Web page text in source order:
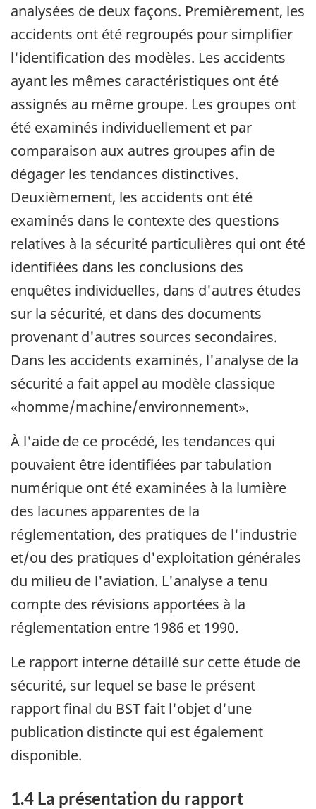
analysées de deux façons. Premièrement, les
accidents ont été regroupés pour simplifier
l'identification des modèles. Les accidents
ayant les mêmes caractéristiques ont été
assignés au même groupe. Les groupes ont
été examinés individuellement et par
comparaison aux autres groupes afin de
dégager les tendances distinctives.
Deuxièmement, les accidents ont été
examinés dans le contexte des questions
relatives à la sécurité particulières qui ont été
identifiées dans les conclusions des
enquêtes individuelles, dans d'autres études
sur la sécurité, et dans des documents
provenant d'autres sources secondaires.
Dans les accidents examinés, l'analyse de la
sécurité a fait appel au modèle classique
«homme/machine/environnement».
À l'aide de ce procédé, les tendances qui
pouvaient être identifiées par tabulation
numérique ont été examinées à la lumière
des lacunes apparentes de la
réglementation, des pratiques de l'industrie
et/ou des pratiques d'exploitation générales
du milieu de l'aviation. L'analyse a tenu
compte des révisions apportées à la
réglementation entre 1986 et 1990.
Le rapport interne détaillé sur cette étude de
sécurité, sur lequel se base le présent
rapport final du BST fait l'objet d'une
publication distincte qui est également
disponible.
1.4 La présentation du rapport